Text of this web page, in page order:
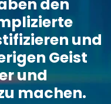
den
und
Geist
und
machen.